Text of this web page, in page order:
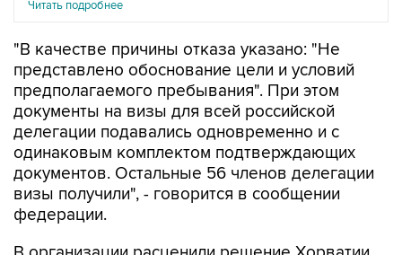
"В качестве причины отказа указано: "Не
предполагаемого пребывания". При этом
документы на визы для всей российской
делегации подавались одновременно и с
одинаковым комплектом подтверждающих
документов. Остальные 56 членов делегации
визы получили", - говорится в сообщении
федерации.
В организации расценили решение Хорватии